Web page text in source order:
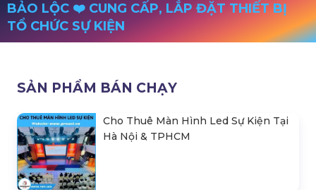
BẢO LỘC ❤️️ CUNG CẤP, LẮP ĐẶT THIẾT BỊ
TỔ CHỨC SỰ KIỆN
SẢN PHẨM BÁN CHẠY
Cho Thuê Màn Hình Led Sự Kiện Tại
Hà Nội & TPHCM